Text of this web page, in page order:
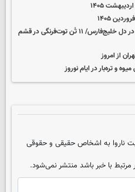
طعم شیرین نوبرانه‌های هیدروپونیک در دل خلیج‌فارس/ ۱۱ تُن توت‌فرنگی در قشم
از امروز
و تره‌بار در ایام نوروز
ناروا به اشخاص حقیقی و حقوقی
مرتبط با خبر باشد منتشر نمی‌شود.